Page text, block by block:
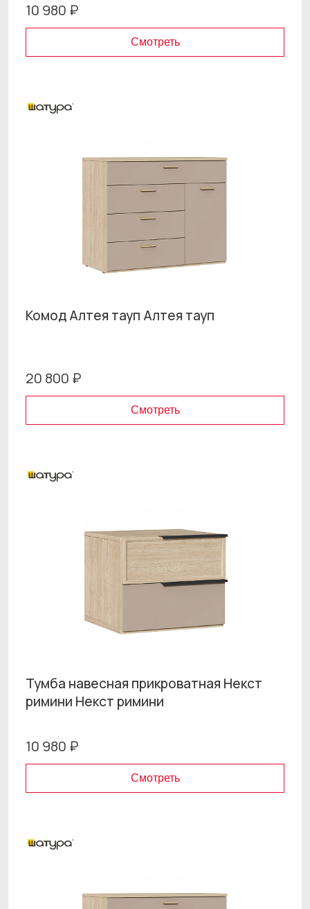
10 980 ₽
Смотреть
Комод Алтея тауп Алтея тауп
20 800 ₽
Смотреть
Тумба навесная прикроватная Некст
римини Некст римини
10 980 ₽
Смотреть